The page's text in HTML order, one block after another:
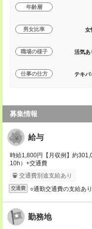
年齢層
男女比率 女
職場の様子 活気あ
仕事の仕方 テキパ
募集情報
給与
時給1,800円【月収例】約
10h）+交通費
交通費別途支給あり
交通費 ○通勤交通費の支給あ
勤務地